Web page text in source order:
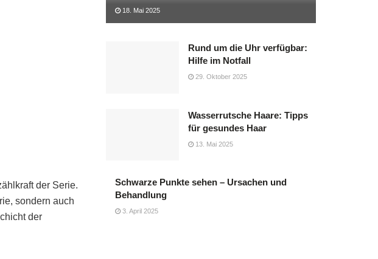
der Serie.
sondern auch
der
18. Mai 2025
Rund um die Uhr verfügbar:
Hilfe im Notfall
29. Oktober 2025
Wasserrutsche Haare: Tipps
für gesundes Haar
13. Mai 2025
Schwarze Punkte sehen – Ursachen und
Behandlung
3. April 2025